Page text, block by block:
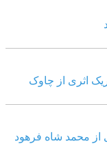
اثری از چاوک
از محمد شاه فرهود